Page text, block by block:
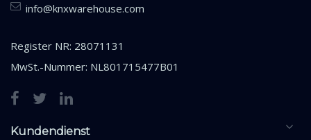
info@knxwarehouse.com
Register NR: 28071131
MwSt.-Nummer: NL801715477B01
Kundendienst